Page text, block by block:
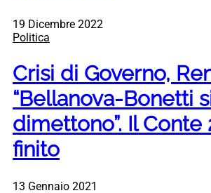
19 Dicembre 2022
Politica
Crisi di Governo,
“Bellanova-Bonetti
dimettono”. Il Conte
finito
13 Gennaio 2021